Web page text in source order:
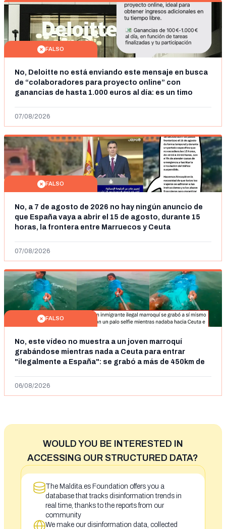
FALSO
No, Deloitte no está enviando este mensaje en busca
de “colaboradores para proyecto online” con
ganancias de hasta 1.000 euros al día: es un timo
07/08/2026
FALSO
No, a 7 de agosto de 2026 no hay ningún anuncio de
que España vaya a abrir el 15 de agosto, durante 15
horas, la frontera entre Marruecos y Ceuta
07/08/2026
FALSO
No, este vídeo no muestra a un joven marroquí
grabándose mientras nada a Ceuta para entrar
"ilegalmente a España": se grabó a más de 450km de
06/08/2026
WOULD YOU BE INTERESTED IN
ACCESSING OUR STRUCTURED DATA?
The Maldita.es Foundation offers you a
database that tracks disinformation trends in
real time, thanks to the reports from our
community
We make our disinformation data, collected